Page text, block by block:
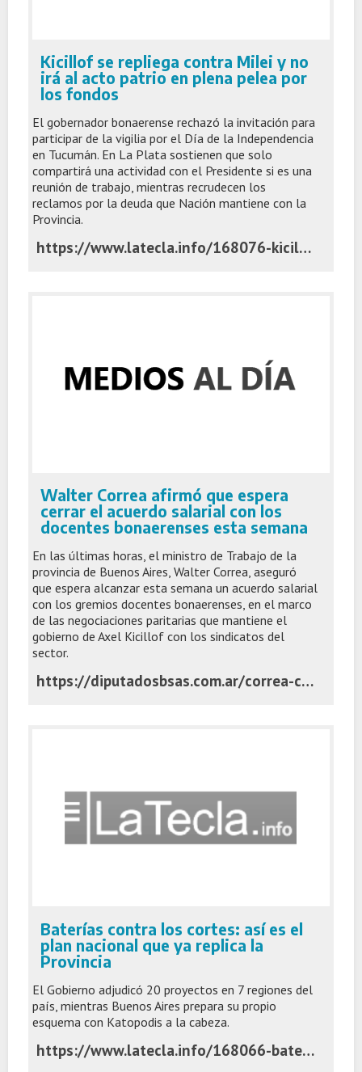
Kicillof se repliega contra Milei y no
irá al acto patrio en plena pelea por
los fondos
El gobernador bonaerense rechazó la invitación para
participar de la vigilia por el Día de la Independencia
en Tucumán. En La Plata sostienen que solo
compartirá una actividad con el Presidente si es una
reunión de trabajo, mientras recrudecen los
reclamos por la deuda que Nación mantiene con la
Provincia.
https://www.latecla.info/168076-kicillof-se-repliega-contra-milei-y-no-ira-al-acto-patrio-en-plena-pelea-por-los-fondos
Walter Correa afirmó que espera
cerrar el acuerdo salarial con los
docentes bonaerenses esta semana
En las últimas horas, el ministro de Trabajo de la
provincia de Buenos Aires, Walter Correa, aseguró
que espera alcanzar esta semana un acuerdo salarial
con los gremios docentes bonaerenses, en el marco
de las negociaciones paritarias que mantiene el
gobierno de Axel Kicillof con los sindicatos del
sector.
https://diputadosbsas.com.ar/correa-cerrar-paritarias-docentes-bonaerenses/
Baterías contra los cortes: así es el
plan nacional que ya replica la
Provincia
El Gobierno adjudicó 20 proyectos en 7 regiones del
país, mientras Buenos Aires prepara su propio
esquema con Katopodis a la cabeza.
https://www.latecla.info/168066-baterias-contra-los-cortes-asi-es-el-plan-nacional-que-ya-replica-la-provincia